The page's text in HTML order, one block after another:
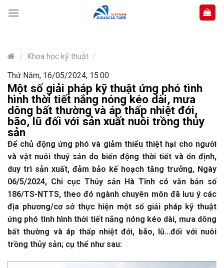
content
/ Khoa học kỹ thuật /
Thứ Năm, 16/05/2024, 15:00
Một số giải pháp kỹ thuật ứng phó tình
hình thời tiết nắng nóng kéo dài, mưa
dông bất thường và áp thấp nhiệt đới,
bão, lũ đối với sản xuất nuôi trồng thủy
sản
Để chủ động ứng phó và giảm thiểu thiệt hại cho người
và vật nuôi thuỷ sản do biến động thời tiết và ổn định,
duy trì sản xuất, đảm bảo kế hoạch tăng trưởng, Ngày
06/5/2024, Chi cục Thủy sản Hà Tĩnh có văn bản số
186/TS-NTTS, theo đó ngành chuyên môn đã lưu ý các
địa phương/cơ sở thực hiện một số giải pháp kỹ thuật
ứng phó tình hình thời tiết nắng nóng kéo dài, mưa dông
bất thường và áp thấp nhiệt đới, bão, lũ…đối với nuôi
trồng thủy sản; cụ thể như sau: